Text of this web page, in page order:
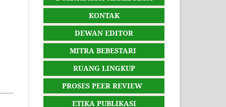
KONTAK
DEWAN EDITOR
MITRA BEBESTARI
RUANG LINGKUP
PROSES PEER REVIEW
ETIKA PUBLIKASI